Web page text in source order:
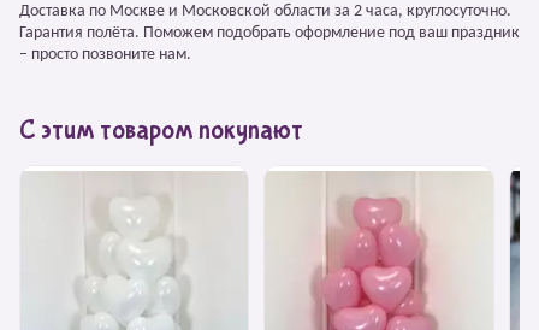
Доставка по Москве и Московской области за 2 часа, круглосуточно.
Гарантия полёта. Поможем подобрать оформление под ваш праздник
– просто позвоните нам.
С этим товаром покупают